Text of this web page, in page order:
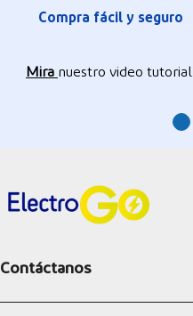
Compra fácil y seguro
Mira nuestro video tutorial.
Contáctanos